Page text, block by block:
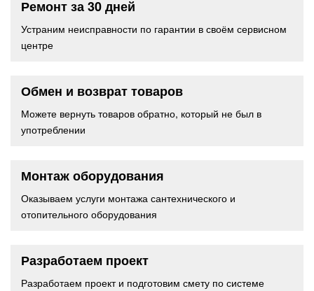
Ремонт за 30 дней
Устраним неисправности по гарантии в своём сервисном
центре
Обмен и возврат товаров
Можете вернуть товаров обратно, который не был в
употреблении
Монтаж оборудования
Оказываем услуги монтажа сантехнического и
отопительного оборудования
Разработаем проект
Разработаем проект и подготовим смету по системе